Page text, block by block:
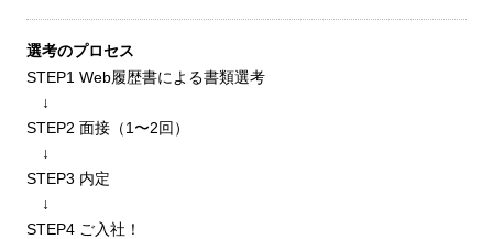
選考のプロセス
STEP1 Web履歴書による書類選考
↓
STEP2 ⾯接（1〜2回）
↓
STEP3 内定
↓
STEP4 ご⼊社！